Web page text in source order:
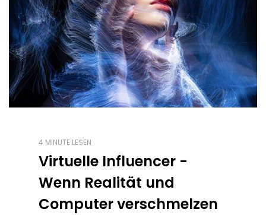
4 MINUTE LESEN
Virtuelle Influencer -
Wenn Realität und
Computer verschmelzen